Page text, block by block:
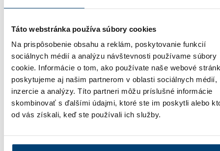
Táto webstránka používa súbory cookies
Na prispôsobenie obsahu a reklám, poskytovanie funkcií
sociálnych médií a analýzu návštevnosti používame súbory
cookie. Informácie o tom, ako používate naše webové
poskytujeme aj našim partnerom v oblasti sociálnych médií,
inzercie a analýzy. Títo partneri môžu príslušné informácie
skombinovať s ďalšími údajmi, ktoré ste im poskytli alebo
od vás získali, keď ste používali ich služby.
49
50
51
53
55